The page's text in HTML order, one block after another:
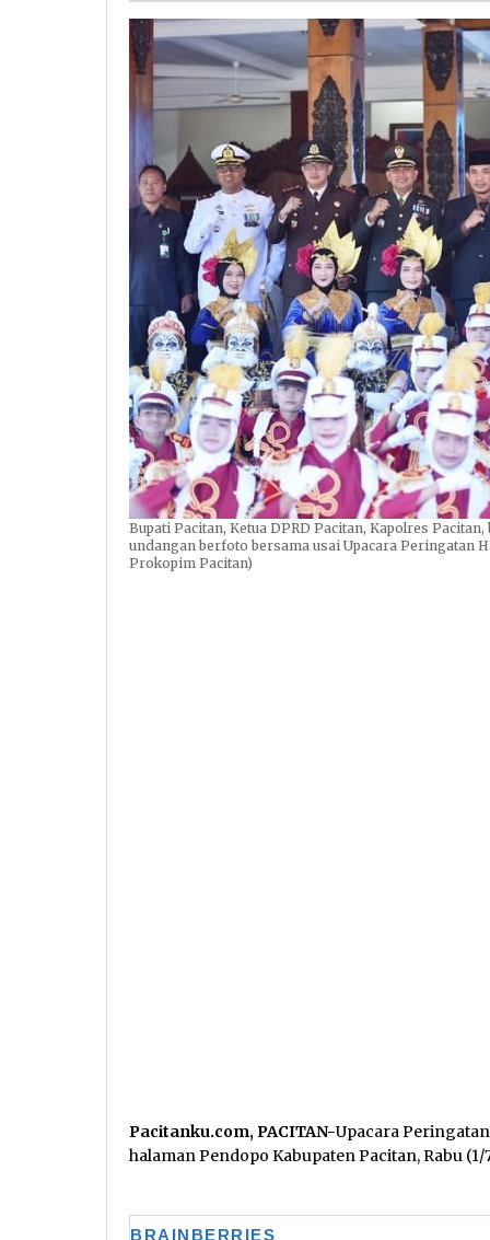
Bupati Pacitan, Ketua DPRD Pacitan, Kapolres
undangan berfoto bersama usai Upacara Peringatan
Prokopim Pacitan)
Pacitanku.com, PACITAN-Upacara Peringatan
halaman Pendopo Kabupaten Pacitan, Rabu (1/